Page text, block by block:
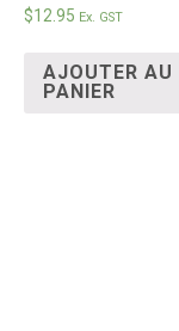
$12.95 Ex. GST
AJOUTER AU
PANIER